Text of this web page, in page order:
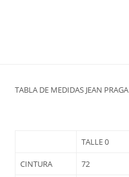
TABLA DE MEDIDAS JEAN PRAGA
TALLE 0
CINTURA 72